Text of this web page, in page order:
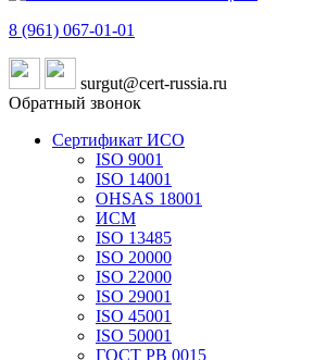
8 (961) 067-01-01
surgut@cert-russia.ru
Обратный звонок
Сертификат ИСО
ISO 9001
ISO 14001
OHSAS 18001
ИСМ
ISO 13485
ISO 20000
ISO 22000
ISO 29001
ISO 45001
ISO 50001
ГОСТ РВ 0015